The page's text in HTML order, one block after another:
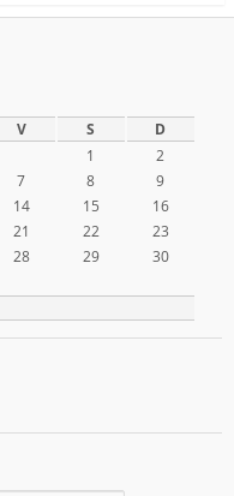
V S D
1
2
7 8
9
14 15
16
21 22
23
28 29
30